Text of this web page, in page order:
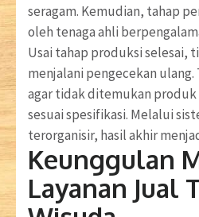
seragam. Kemudian, tahap
oleh tenaga ahli
Usai tahap produksi selesai,
menjalani pengecekan
agar tidak ditemukan
sesuai spesifikasi. Melalui
terorganisir, hasil akhir
Keunggulan
Layanan Jual